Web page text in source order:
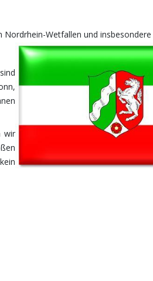
Wetfallen und insbesondere
wir